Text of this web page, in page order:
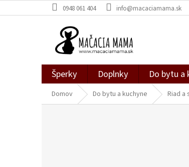
na
0948 061 404 info@macaciamama.sk
Šperky Doplnky Do bytu a
Domov Do bytu a kuchyne Riad a